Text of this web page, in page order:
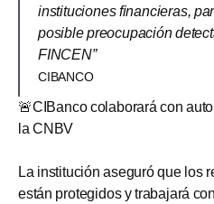
instituciones financieras,
posible preocupación
FINCEN”
CIBANCO
🚨CIBanco colaborará con
la CNBV
La institución aseguró que los
están protegidos y trabajará